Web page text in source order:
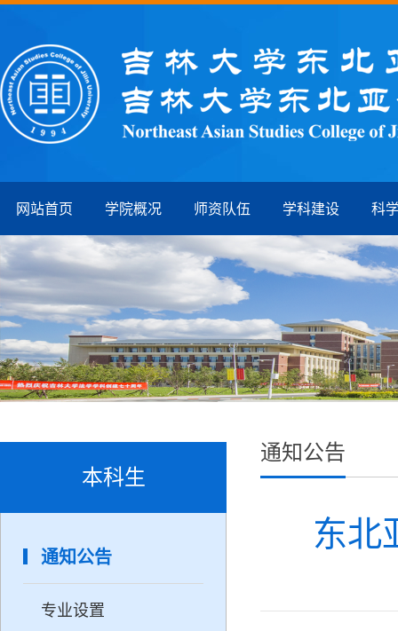
网站首页 学院概况 师资队伍 学科建设 科
本科生
通知公告
专业设置
通知公告
东北